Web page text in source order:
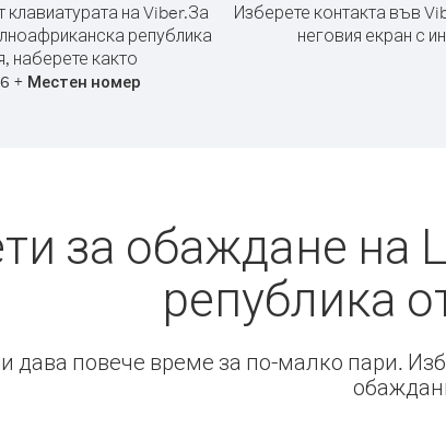
на Viber.За
република
наберете както
+ Местен номер
Изберете контакта във
неговия екран с
за обаждане на
република
дава повече време за по-малко пари.